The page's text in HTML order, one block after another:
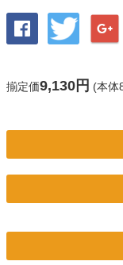
揃定価9,130円 (本体